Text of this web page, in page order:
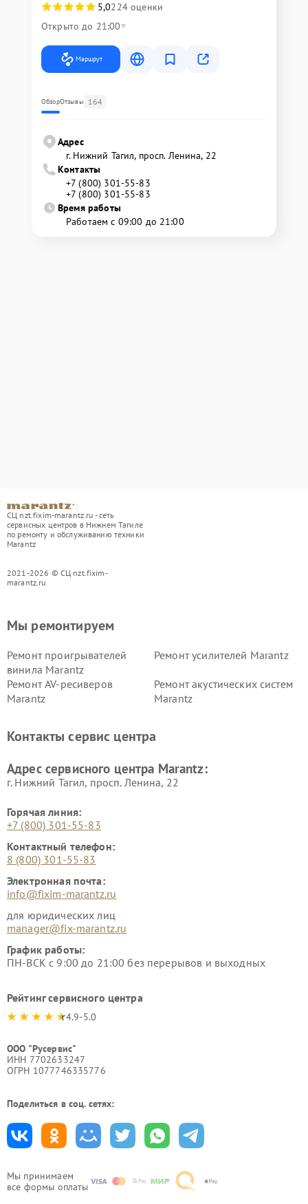
5,0224 оценки
Открыто до 21:00
Маршрут
ОбзорОтзывы 164
Адрес
г. Нижний Тагил, просп. Ленина, 22
Контакты
+7 (800) 301-55-83
+7 (800) 301-55-83
Время работы
Работаем с 09:00 до 21:00
СЦ nzt.fixim-marantz.ru - сеть
сервисных центров в Нижнем Тагиле
по ремонту и обслуживанию техники
Marantz
2021-2026 © СЦ nzt.fixim-
marantz.ru
Мы принимаем
все формы оплаты
Мы ремонтируем
Ремонт проигрывателей
винила Marantz
Ремонт усилителей Marantz
Ремонт AV-ресиверов
Marantz
Ремонт акустических систем
Marantz
Контакты сервис центра
Адрес сервисного центра Marantz:
г. Нижний Тагил, просп. Ленина, 22
Горячая линия:
+7 (800) 301-55-83
Контактный телефон:
8 (800) 301-55-83
Электронная почта:
info@fixim-marantz.ru
для юридических лиц
manager@fix-marantz.ru
График работы:
ПН-ВСК с 9:00 до 21:00 без перерывов и выходных
Рейтинг сервисного центра
4.9-5.0
ООО "Русервис"
ИНН 7702633247
ОГРН 1077746335776
Поделиться в соц. сетях: